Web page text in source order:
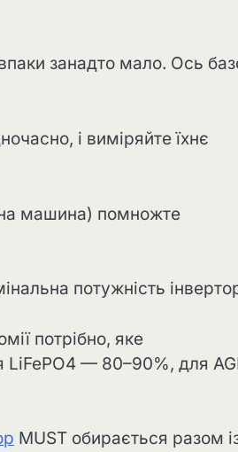
занадто мало. Ось
і виміряйте їхнє
машина) помножте
потужність
потрібно, яке
LiFePO4 — 80–90%, для
MUST обирається разом